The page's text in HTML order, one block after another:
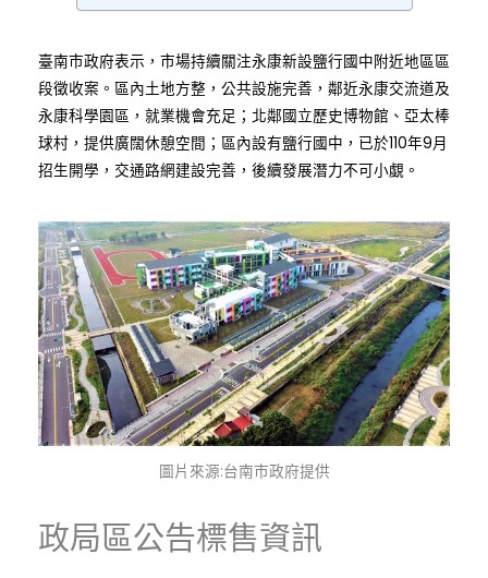
臺南市政府表示，市場持續關注永康新設鹽行國中附近地區區
段徵收案。區內土地方整，公共設施完善，鄰近永康交流道及
永康科學園區，就業機會充足；北鄰國立歷史博物館、亞太棒
球村，提供廣闊休憩空間；區內設有鹽行國中，已於110年9月
招生開學，交通路網建設完善，後續發展潛力不可小覷。
圖片來源:台南市政府提供
政局區公告標售資訊